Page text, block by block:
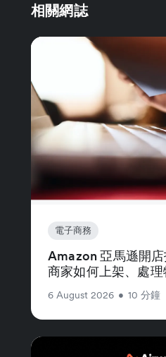
相關網誌
電子商務
Amazon 亞馬遜開
商家如何上架、處
6 August 2026 • 10 分鐘